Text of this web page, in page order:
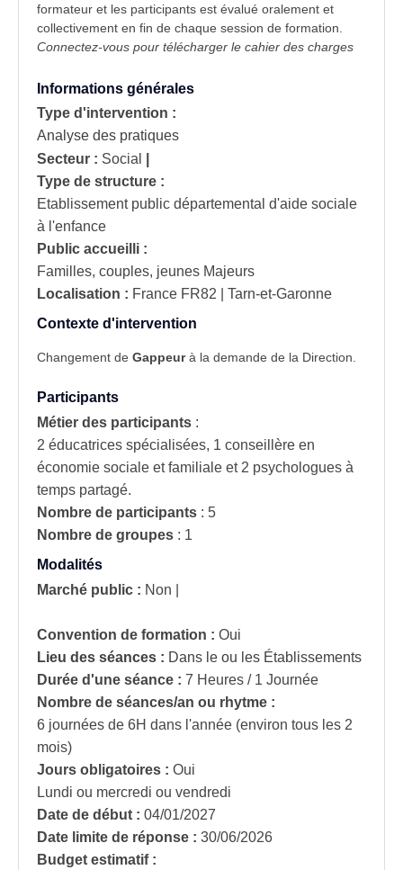
formateur et les participants est évalué oralement et
collectivement en fin de chaque session de formation.
Connectez-vous pour télécharger le cahier des charges
Informations générales
Type d'intervention :
Analyse des pratiques
Secteur : Social
Type de structure :
Etablissement public départemental d'aide sociale
à l'enfance
Public accueilli :
Familles, couples, jeunes Majeurs
Localisation : France FR82 | Tarn-et-Garonne
Contexte d'intervention
Changement de Gappeurà la demande de la Direction.
Participants
Métier des participants :
2 éducatrices spécialisées, 1 conseillère en
économie sociale et familiale et 2 psychologues à
temps partagé.
Nombre de participants : 5
Nombre de groupes : 1
Modalités
Marché public : Non
Convention de formation : Oui
Lieu des séances : Dans le ou les Établissements
Durée d'une séance : 7 Heures / 1 Journée
Nombre de séances/an ou rhytme :
6 journées de 6H dans l'année (environ tous les 2
mois)
Jours obligatoires : Oui
Lundi ou mercredi ou vendredi
Date de début : 04/01/2027
Date limite de réponse : 30/06/2026
Budget estimatif :